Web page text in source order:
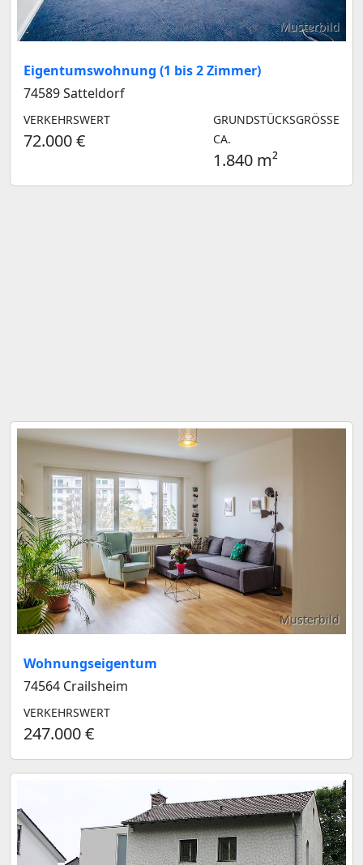
Musterbild
Eigentumswohnung (1 bis 2 Zimmer)
74589 Satteldorf
VERKEHRSWERT
72.000 €
GRUNDSTÜCKSGRÖSSE C
A.
1.840 m²
Musterbild
Wohnungseigentum
74564 Crailsheim
VERKEHRSWERT
247.000 €